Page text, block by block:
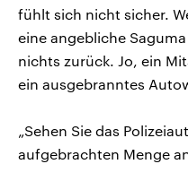
fühlt sich nicht sicher.
eine angebliche
nichts zurück. Jo, ein
ein ausgebranntes
„Sehen Sie das
aufgebrachten Menge